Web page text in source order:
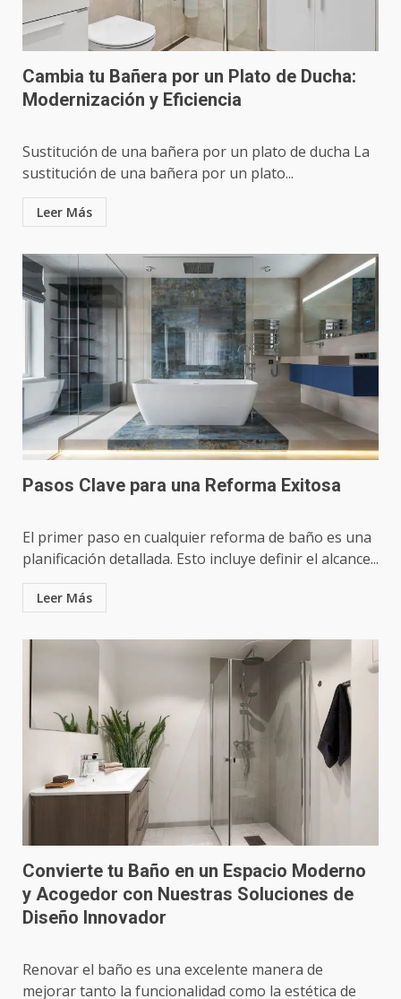
Cambia tu Bañera por un Plato de Ducha:
Modernización y Eficiencia
Sustitución de una bañera por un plato de ducha La
sustitución de una bañera por un plato...
Leer Más
Pasos Clave para una Reforma Exitosa
El primer paso en cualquier reforma de baño es una
planificación detallada. Esto incluye definir el alcance...
Leer Más
Convierte tu Baño en un Espacio Moderno
y Acogedor con Nuestras Soluciones de
Diseño Innovador
Renovar el baño es una excelente manera de
mejorar tanto la funcionalidad como la estética de